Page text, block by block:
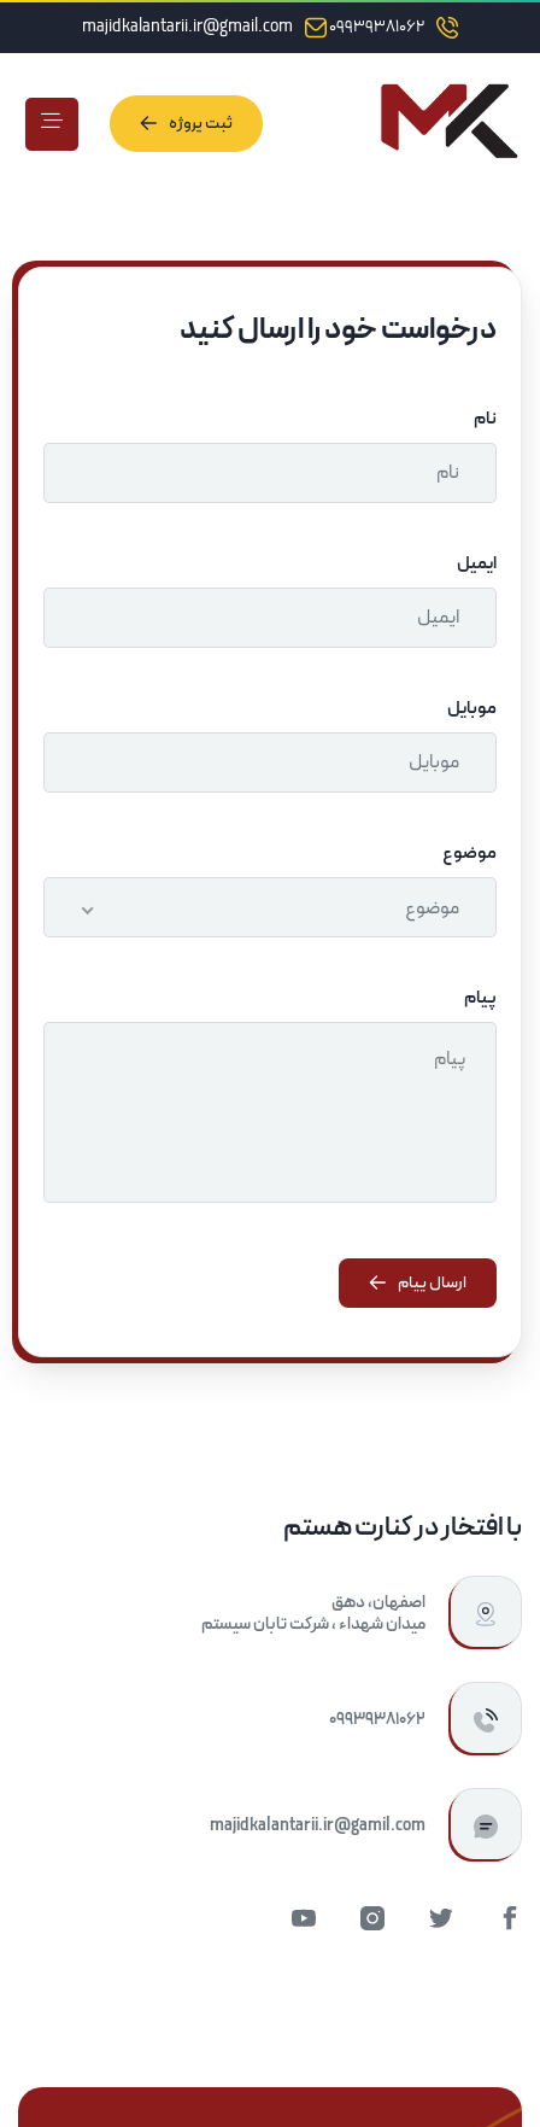
09939381062
majidkalantarii.ir@gmail.com
ثبت پروژه
با افتخار در کنارت هستم
اصفهان، دهق
میدان شهداء ، شرکت تابان سیستم
09939381062
majidkalantarii.ir@gamil.com
درخواست خود را ارسال کنید
نام
ایمیل
موبایل
موضوع
موضوع
پیام
ارسال پیام